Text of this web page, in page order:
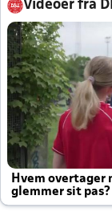
Videoer fra
Hvem overtager
glemmer sit
altid til efter